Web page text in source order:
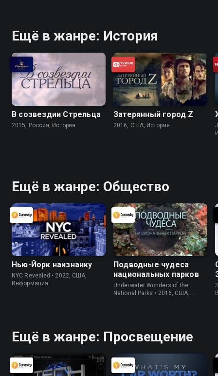
Ещё в жанре: История
В созвездии Стрельца
2015, Россия, История
Затерянный город Z
2016, США, История
Ещё в жанре: Общество
Нью-Йорк наизнанку
NYC Revealed • 2022, США,
Информация
Подводные чудеса
национальных парков
Underwater Wonders of the
National Parks • 2016, США,
Ещё в жанре: Просвещение